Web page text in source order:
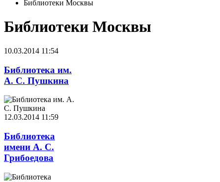
Библиотеки Москвы
Библиотеки Москвы
10.03.2014 11:54
Библиотека им.
А. С. Пушкина
12.03.2014 11:59
Библиотека
имени А. С.
Грибоедова